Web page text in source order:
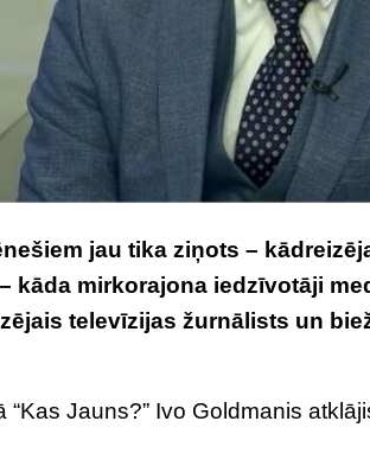
jau tika ziņots –
kāda mirkorajona iedzīvotāji
televīzijas žurnālists un
“Kas Jauns?” Ivo Goldmanis